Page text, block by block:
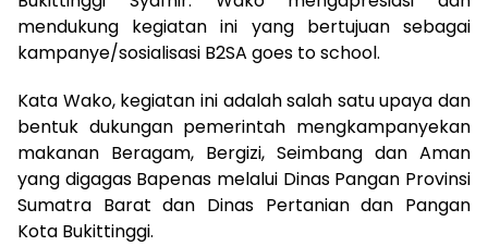
mendukung kegiatan ini yang bertujuan sebagai
kampanye/sosialisasi B2SA goes to school.
Kata Wako, kegiatan ini adalah salah satu upaya dan
bentuk dukungan pemerintah mengkampanyekan
makanan Beragam, Bergizi, Seimbang dan Aman
yang digagas Bapenas melalui Dinas Pangan Provinsi
Sumatra Barat dan Dinas Pertanian dan Pangan
Kota Bukittinggi.